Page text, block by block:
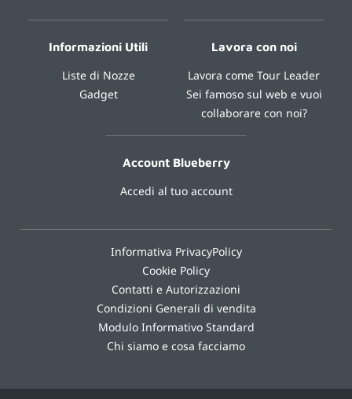
Informazioni Utili
Liste di Nozze
Gadget
Lavora con noi
Lavora come Tour Leader
Sei famoso sul web e vuoi
collaborare con noi?
Account Blueberry
Accedi al tuo account
Informativa PrivacyPolicy
Cookie Policy
Contatti e Autorizzazioni
Condizioni Generali di vendita
Modulo Informativo Standard
Chi siamo e cosa facciamo